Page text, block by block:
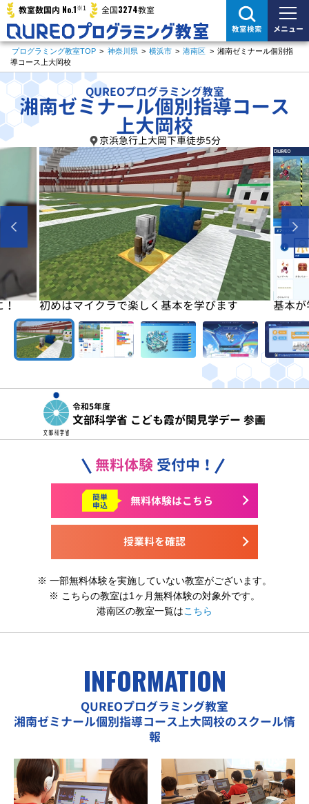
教室数国内 No.1※1 全国3274教室
教室検索 メニュー
プログラミング教室TOP > 神奈川県 > 横浜市 > 港南区 > 湘南ゼミナール個別指
導コース上大岡校
QUREOプログラミング教室
湘南ゼミナール個別指導コース
上大岡校
京浜急行上大岡下車徒歩5分
！ 初めはマイクラで楽しく基本を学びます 基本
令和5年度
文部科学省 こども霞が関見学デー 参画
無料体験 受付中！
授業料を確認
簡単
申込 無料体験はこちら
※ 一部無料体験を実施していない教室がございます。
※ こちらの教室は1ヶ月無料体験の対象外です。
港南区の教室一覧はこちら
INFORMATION
QUREOプログラミング教室
湘南ゼミナール個別指導コース上大岡校のスクール情
報